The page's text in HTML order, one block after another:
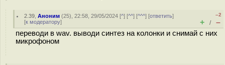
2.39 ,Аноним (25), 22:58, 29/05/2024 [^] [^^] [^^^] [ответить]
[к модератору]
–2
+ / –
переводи в wav. выводи синтез на колонки и снимай с них
микрофоном